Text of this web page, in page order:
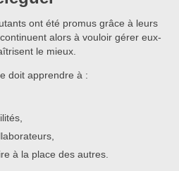
ont été promus grâce à leurs
alors à vouloir gérer eux-
le mieux.
doit apprendre à :
à la place des autres.